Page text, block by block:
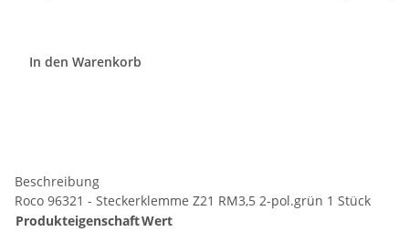
In den Warenkorb
Beschreibung
Roco 96321 - Steckerklemme Z21 RM3,5 2-pol.grün 1 Stück
ProdukteigenschaftWert